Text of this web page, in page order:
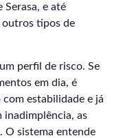
Serasa, e até
outros tipos de
perfil de risco. Se
em dia, é
estabilidade e já
inadimplência, as
O sistema entende